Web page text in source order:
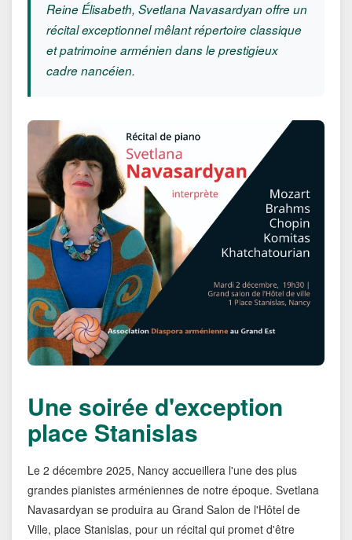
Reine Élisabeth, Svetlana Navasardyan offre un
récital exceptionnel mêlant répertoire classique
et patrimoine arménien dans le prestigieux
cadre nancéien.
Une soirée d'exception
place Stanislas
Le 2 décembre 2025, Nancy accueillera l'une des plus
grandes pianistes arméniennes de notre époque. Svetlana
Navasardyan se produira au Grand Salon de l'Hôtel de
Ville, place Stanislas, pour un récital qui promet d'être